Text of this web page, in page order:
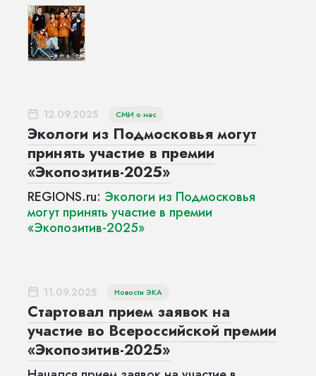
12.09.2025 СМИ о нас
Экологи из Подмосковья могут
принять участие в премии
«Экопозитив-2025»
REGIONS.ru: Экологи из Подмосковья
могут принять участие в премии
«Экопозитив-2025»
11.09.2025 Новости ЭКА
Стартовал прием заявок на
участие во Всероссийской премии
«Экопозитив-2025»